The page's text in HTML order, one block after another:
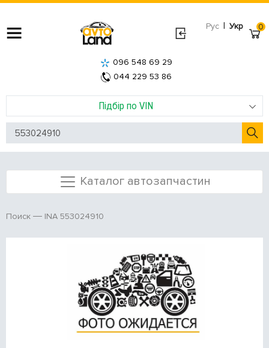
Рус | Укр
Підбір по VIN
096 548 69 29
044 229 53 86
0
Каталог автозапчастин
Поиск INA 553024910